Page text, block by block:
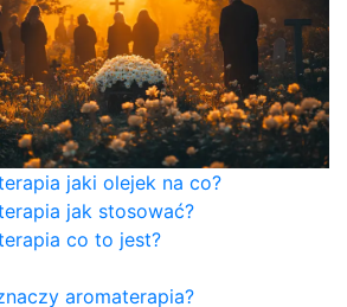
jaki olejek na co?
jak stosować?
co to jest?
aromaterapia?